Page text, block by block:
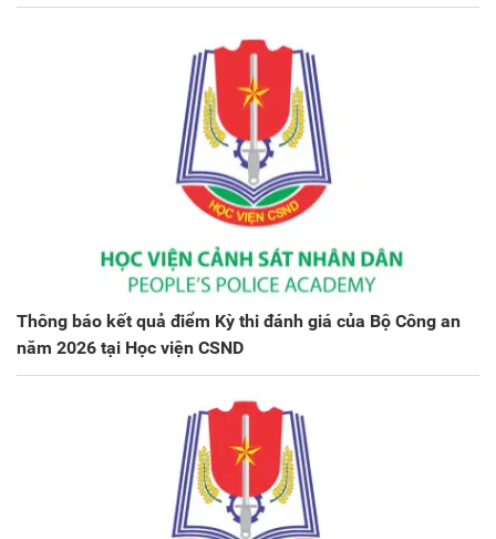
Thông báo kết quả điểm Kỳ thi đánh giá của Bộ Công an
năm 2026 tại Học viện CSND